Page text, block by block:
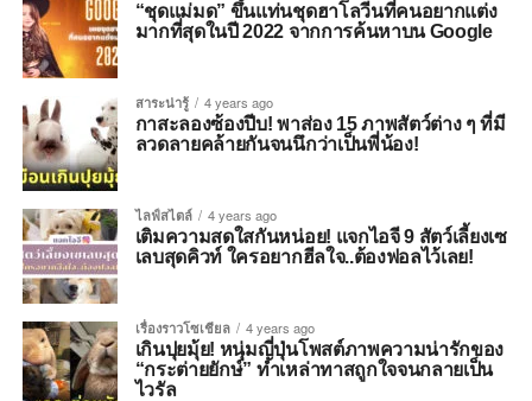
“ชุดแม่มด” ขึ้นแท่นชุดฮาโลวีนที่คนอยากแต่ง
มากที่สุดในปี 2022 จากการค้นหาบน Google
สาระน่ารู้ 4 years ago
กาสะลองซ้องปีบ! พาส่อง 15 ภาพสัตว์ต่าง ๆ ที่มี
ลวดลายคล้ายกันจนนึกว่าเป็นพี่น้อง!
ไลฟ์สไตล์ 4 years ago
เติมความสดใสกันหน่อย! แจกไอจี 9 สัตว์เลี้ยงเซ
เลบสุดคิวท์ ใครอยากฮีลใจ..ต้องฟอลไว้เลย!
เรื่องราวโซเชียล 4 years ago
เกินปุยมุ้ย! หนุ่มญี่ปุ่นโพสต์ภาพความน่ารักของ
“กระต่ายยักษ์” ทำเหล่าทาสถูกใจจนกลายเป็น
ไวรัล